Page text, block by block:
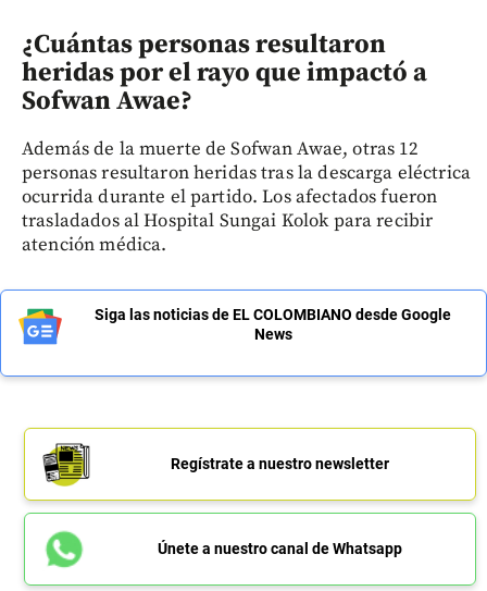
¿Cuántas personas resultaron
heridas por el rayo que impactó a
Sofwan Awae?
Además de la muerte de Sofwan Awae, otras 12
personas resultaron heridas tras la descarga eléctrica
ocurrida durante el partido. Los afectados fueron
trasladados al Hospital Sungai Kolok para recibir
atención médica.
Siga las noticias de EL COLOMBIANO desde Google
News
Regístrate a nuestro newsletter
Únete a nuestro canal de Whatsapp